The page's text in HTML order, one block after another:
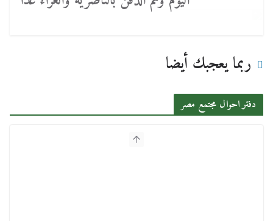
ربما يعجبك أيضا
دفتر احوال مجتمع مصر